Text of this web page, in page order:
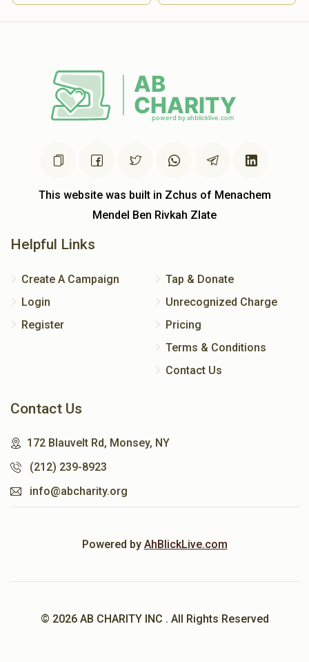
This website was built in Zchus of Menachem
Mendel Ben Rivkah Zlate
Helpful Links
Create A Campaign
Login
Register
Tap & Donate
Unrecognized Charge
Pricing
Terms & Conditions
Contact Us
Contact Us
172 Blauvelt Rd, Monsey, NY
(212) 239-8923
info@abcharity.org
Powered by AhBlickLive.com
© 2026 AB CHARITY INC . All Rights Reserved